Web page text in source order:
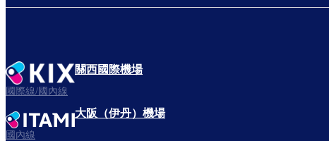
關西國際機場
國際線/國內線
大阪（伊丹）機場
國內線